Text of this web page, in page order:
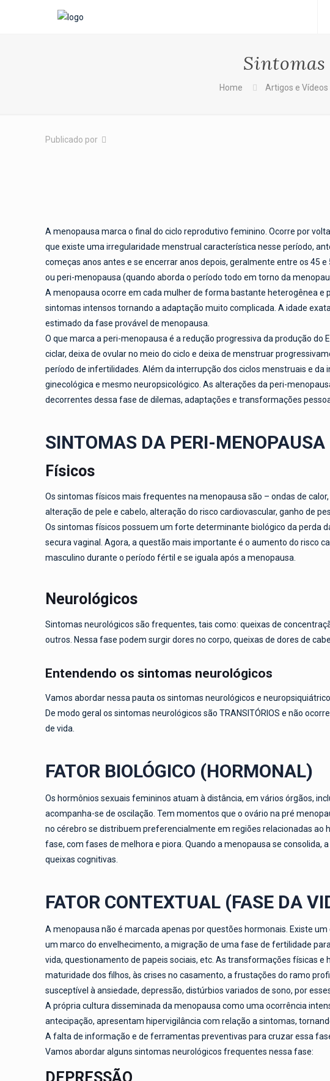
Home Artigos e Vídeos
Publicado por
A menopausa marca o final do ciclo reprodutivo feminino. Ocorre por
que existe uma irregularidade menstrual característica nesse período,
começas anos antes e se encerrar anos depois, geralmente entre os 45
ou peri-menopausa (quando aborda o período todo em torno da
A menopausa ocorre em cada mulher de forma bastante heterogênea
sintomas intensos tornando a adaptação muito complicada. A idade
estimado da fase provável de menopausa.
O que marca a peri-menopausa é a redução progressiva da produção do
ciclar, deixa de ovular no meio do ciclo e deixa de menstruar
período de infertilidades. Além da interrupção dos ciclos menstruais e
ginecológica e mesmo neuropsicológico. As alterações da peri-
decorrentes dessa fase de dilemas, adaptações e transformações
SINTOMAS DA PERI-MENOPAUSA
Físicos
Os sintomas físicos mais frequentes na menopausa são – ondas de
alteração de pele e cabelo, alteração do risco cardiovascular, ganho de
Os sintomas físicos possuem um forte determinante biológico da perda
secura vaginal. Agora, a questão mais importante é o aumento do risco
masculino durante o período fértil e se iguala após a menopausa.
Neurológicos
Sintomas neurológicos são frequentes, tais como: queixas de
outros. Nessa fase podem surgir dores no corpo, queixas de dores de
Entendendo os sintomas neurológicos
Vamos abordar nessa pauta os sintomas neurológicos e
De modo geral os sintomas neurológicos são TRANSITÓRIOS e não
de vida.
FATOR BIOLÓGICO (HORMONAL)
Os hormônios sexuais femininos atuam à distância, em vários órgãos,
acompanha-se de oscilação. Tem momentos que o ovário na pré
no cérebro se distribuem preferencialmente em regiões relacionadas ao
fase, com fases de melhora e piora. Quando a menopausa se
queixas cognitivas.
FATOR CONTEXTUAL (FASE DA
A menopausa não é marcada apenas por questões hormonais. Existe
um marco do envelhecimento, a migração de uma fase de fertilidade
vida, questionamento de papeis sociais, etc. As transformações físicas
maturidade dos filhos, às crises no casamento, a frustações do ramo
susceptível à ansiedade, depressão, distúrbios variados de sono, por
A própria cultura disseminada da menopausa como uma ocorrência
antecipação, apresentam hipervigilância com relação a sintomas,
A falta de informação e de ferramentas preventivas para cruzar essa
Vamos abordar alguns sintomas neurológicos frequentes nessa fase: